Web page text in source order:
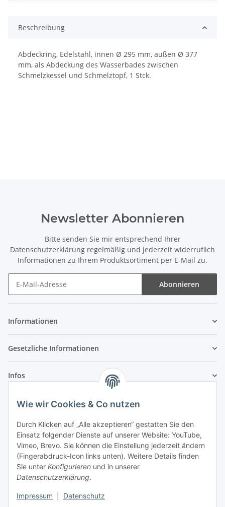
Wie wir Cookies & Co nutzen
Durch Klicken auf „Alle akzeptieren“ gestatten Sie den
Einsatz folgender Dienste auf unserer Website: YouTube,
Vimeo, Brevo. Sie können die Einstellung jederzeit ändern
(Fingerabdruck-Icon links unten). Weitere Details finden
Sie unter Konfigurieren und in unserer
Datenschutzerklärung.
Impressum Datenschutz
Beschreibung
Abdeckring, Edelstahl, innen Ø 295 mm, außen Ø 377
mm, als Abdeckung des Wasserbades zwischen
Schmelzkessel und Schmelztopf, 1 Stck.
Newsletter Abonnieren
Bitte senden Sie mir entsprechend Ihrer
Datenschutzerklärung regelmäßig und jederzeit widerruflich
Informationen zu Ihrem Produktsortiment per E-Mail zu.
Abonnieren
Informationen
Gesetzliche Informationen
Infos
Laden - Öffnungszeiten:
Montag 09:00Uhr bis
16:00 Uhr
Dienstag
09:00 Uhr bis
17:00 Uhr
Mittwoch
09:00 Uhr bis 16:00 Uhr
Donnerstag
09:00 Uhr bis
17:00 Uhr
Freitag
09:00 Uhr
Samstag
09:00 Uhr